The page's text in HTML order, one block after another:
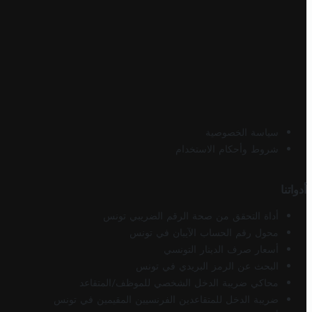
سياسة الخصوصية
شروط وأحكام الاستخدام
أدواتنا
أداة التحقق من صحة الرقم الضريبي تونس
محول رقم الحساب الآيبان في تونس
أسعار صرف الدينار التونسي
البحث عن الرمز البريدي في تونس
محاكي ضريبة الدخل الشخصي للموظف/المتقاعد
ضريبة الدخل للمتقاعدين الفرنسيين المقيمين في تونس